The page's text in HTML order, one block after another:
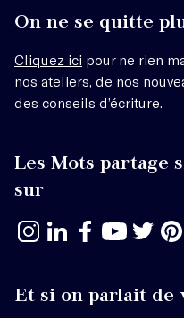
On ne se quitte
Cliquez ici pour ne rien
nos ateliers, de nos
des conseils d’écriture.
Les Mots partage
sur
Et si on parlait